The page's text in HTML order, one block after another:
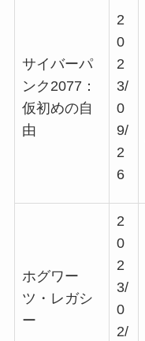
サイバーパ
ンク2077：
仮初めの自
由
2
0
2
3/
0
9/
2
6
ホグワー
ツ・レガシ
ー
2
0
2
3/
0
2/